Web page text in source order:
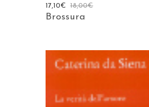
18,00€
17,10€
Brossura